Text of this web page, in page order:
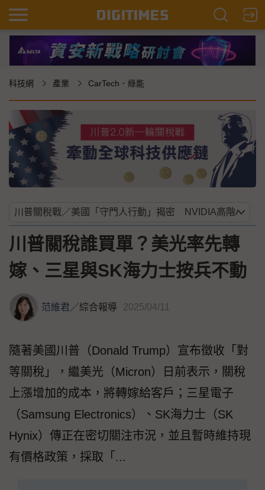
科技網 產業 CarTech．綠能
川普關稅誰買單？美光率先轉
嫁、三星與SK海力士按兵不動
范維君 ／綜合報導 2025/04/11
隨著美國川普（Donald Trump）宣布徵收「對
等關稅」，繼美光（Micron）日前表示，關稅
上漲增加的成本，將轉嫁給客戶；三星電子
（Samsung Electronics）、SK海力士（SK
Hynix）傳正在密切關注市況，並且暫時維持現
有價格政策，採取「...